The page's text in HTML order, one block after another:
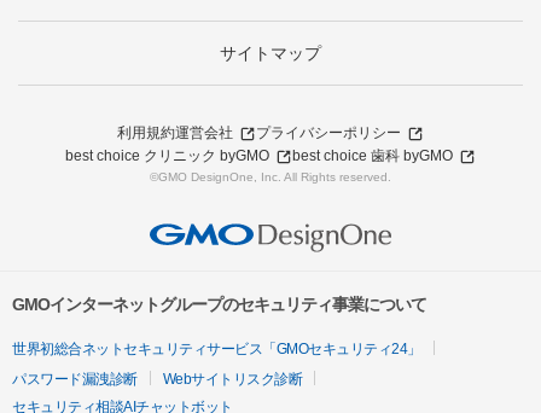
サイトマップ
利用規約運営会社
プライバシーポリシー
best choice クリニック byGMO
best choice 歯科 byGMO
©GMO DesignOne, Inc. All Rights reserved.
GMOインターネットグループのセキュリティ事業について
世界初総合ネットセキュリティサービス「GMOセキュリティ24」
パスワード漏洩診断
Webサイトリスク診断
セキュリティ相談AIチャットボット